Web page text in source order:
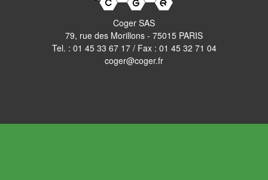
Coger SAS
79, rue des Morillons - 75015 PARIS
Tel. : 01 45 33 67 17/ Fax : 01 45 32 71 04
coger@coger.fr